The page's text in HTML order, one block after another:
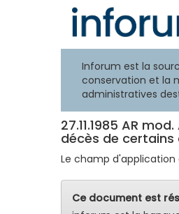
Inforum est la
conservation et la
administratives
27.11.1985 AR
décès de
Le champ d'application
Ce document est